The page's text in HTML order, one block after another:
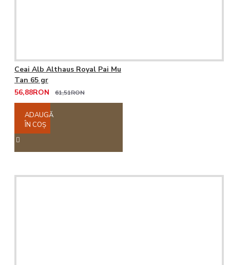
Ceai Alb Althaus Royal Pai Mu
Tan 65 gr
56,88RON
61,51RON
ADAUGĂ
ÎN COŞ